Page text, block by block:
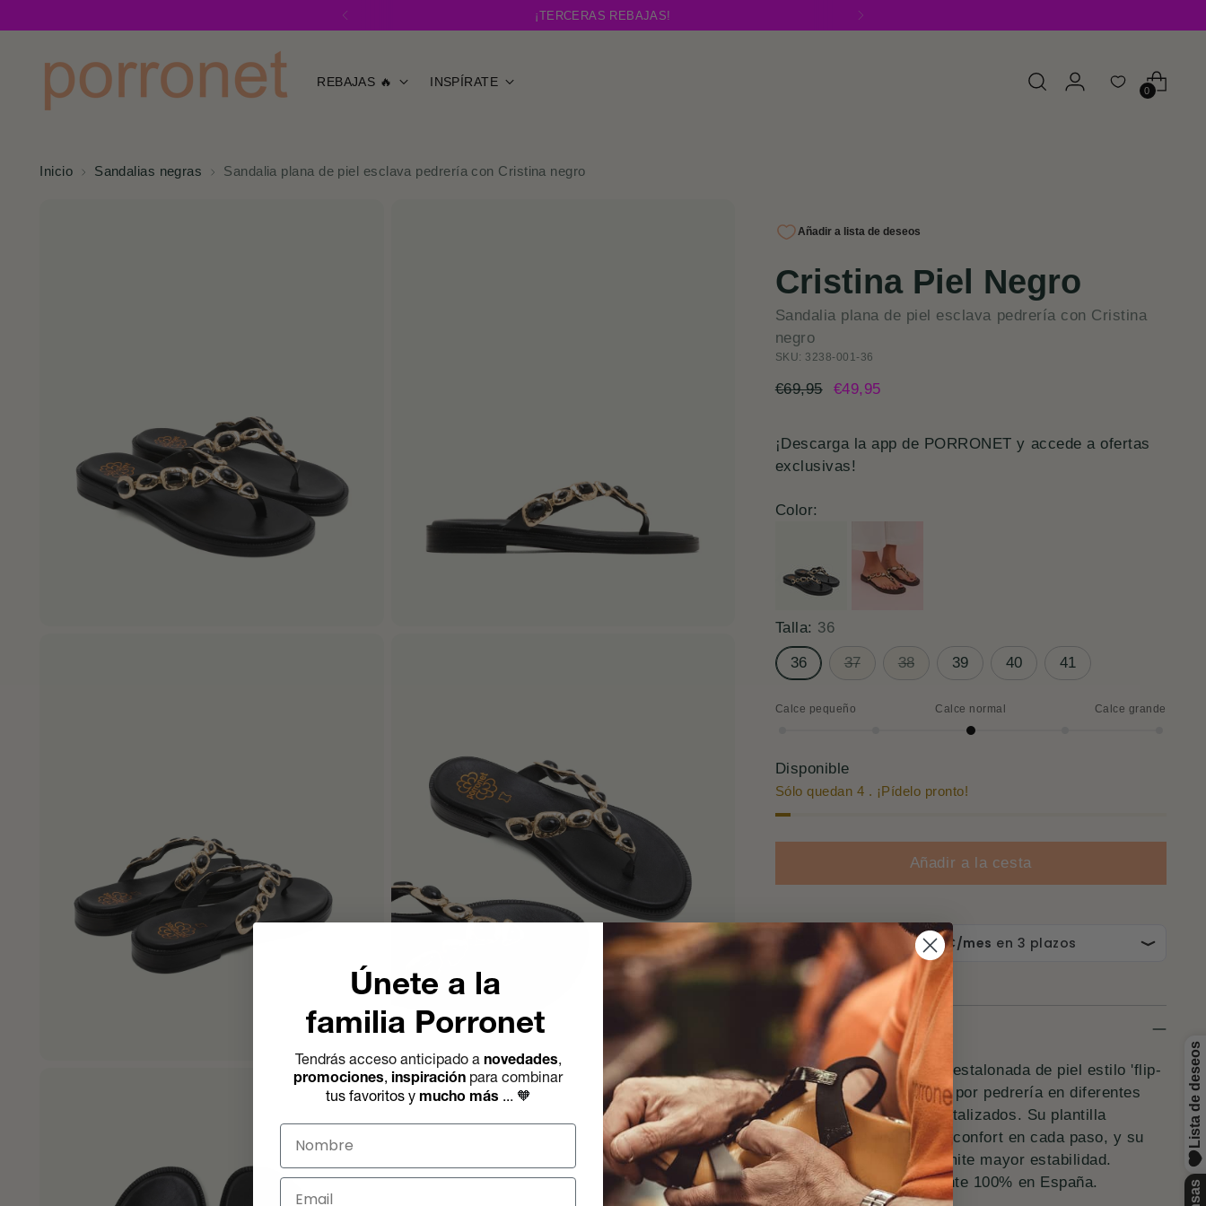
REBAJAS 🔥 INSPÍRATE
0
¡TERCERAS REBAJAS!
Inicio Sandalias negras Sandalia plana de piel esclava pedrería con Cristina negro
Cristina Piel Negro
Sandalia plana de piel esclava pedrería con Cristina
negro
SKU: 3238-001-36
Precio
€69,95 €49,95
¡Descarga la app de PORRONET y accede a ofertas
exclusivas!
Color:
Talla: 36
36 37 38 39 40 41
Calce pequeño Calce normal Calce grande
normal
Disponible
Sólo quedan 4 . ¡Pídelo pronto!
Añadir a la cesta
Descripción
Sandalia plana esclava destalonada de piel estilo 'flip-
flop' con tiras adornadas por pedrería en diferentes
tonos combinada con metalizados. Su plantilla
acolchada de piel brinda confort en cada paso, y su
suela antideslizante permite mayor estabilidad.
Fabricadas artesanalmente 100% en España.
Únete a la
familia Porronet
Tendrás acceso anticipado a novedades,
promociones, inspiración para combinar
tus favoritos y mucho más ... 🧡
Nombre
Email